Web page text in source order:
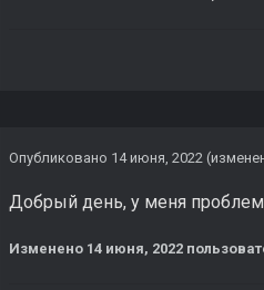
Опубликовано 14 июня, 2022
Добрый день, у меня
Изменено 14 июня, 2022